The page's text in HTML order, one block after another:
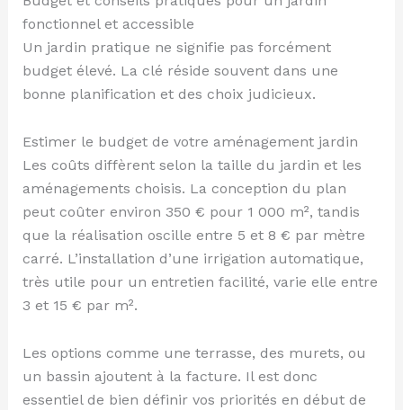
fonctionnel et accessible
Un jardin pratique ne signifie pas forcément
budget élevé. La clé réside souvent dans une
bonne planification et des choix judicieux.
Estimer le budget de votre aménagement jardin
Les coûts diffèrent selon la taille du jardin et les
aménagements choisis. La conception du plan
peut coûter environ 350 € pour 1 000 m², tandis
que la réalisation oscille entre 5 et 8 € par mètre
carré. L’installation d’une irrigation automatique,
très utile pour un entretien facilité, varie elle entre
3 et 15 € par m².
Les options comme une terrasse, des murets, ou
un bassin ajoutent à la facture. Il est donc
essentiel de bien définir vos priorités en début de